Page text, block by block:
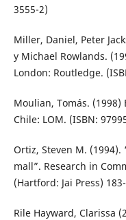
3555-2)
Miller, Daniel, Peter
y Michael Rowlands.
London: Routledge.
Moulian, Tomás. (1998)
Chile: LOM. (ISBN:
Ortiz, Steven M.
mall”. Research in
(Hartford: Jai Press)
Rile Hayward, Clarissa